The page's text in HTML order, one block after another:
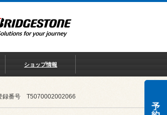
ショップ情報
録番号 T5070002002066